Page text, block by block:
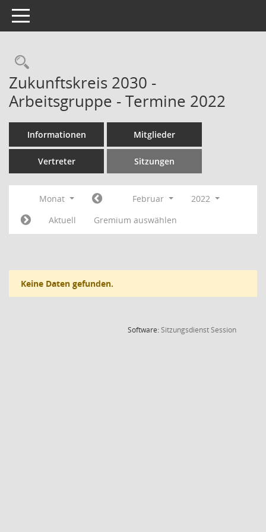
Toggle navigation
Rechercheauswahl
Zukunftskreis 2030 -
Arbeitsgruppe - Termine 2022
Informationen Mitglieder
Vertreter Sitzungen
Monat Februar
2022
Aktuell
Gremium auswählen
Keine Daten gefunden.
Software:SitzungsdienstSession(Wird in